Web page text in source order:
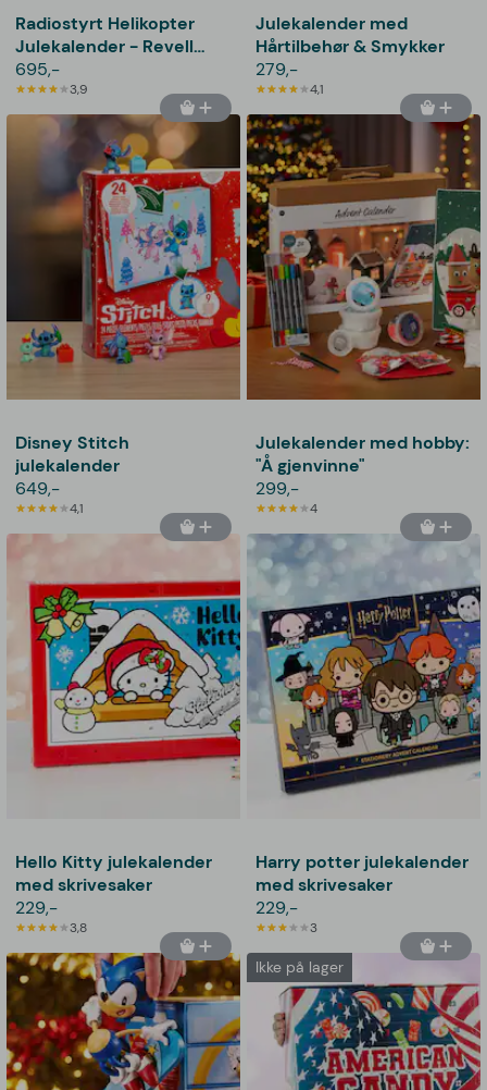
Radiostyrt Helikopter
Julekalender - Revell
Control
695,-
3,9
Julekalender med
Hårtilbehør & Smykker
279,-
4,1
Disney Stitch
julekalender
649,-
4,1
Julekalender med hobby:
"Å gjenvinne"
299,-
4
Hello Kitty julekalender
med skrivesaker
229,-
3,8
Harry potter julekalender
med skrivesaker
229,-
3
Ikke på lager